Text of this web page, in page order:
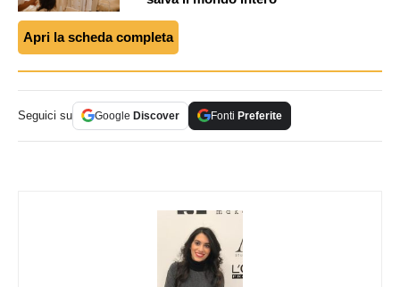
Apri la scheda completa
Seguici su Google Discover Fonti Preferite